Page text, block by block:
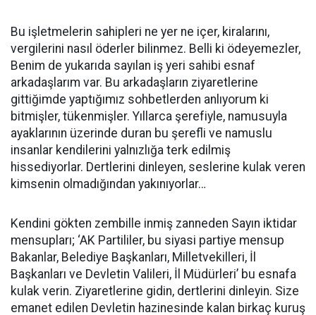
Bu işletmelerin sahipleri ne yer ne içer, kiralarını,
vergilerini nasıl öderler bilinmez. Belli ki ödeyemezler,
Benim de yukarıda sayılan iş yeri sahibi esnaf
arkadaşlarım var. Bu arkadaşların ziyaretlerine
gittiğimde yaptığımız sohbetlerden anlıyorum ki
bitmişler, tükenmişler. Yıllarca şerefiyle, namusuyla
ayaklarının üzerinde duran bu şerefli ve namuslu
insanlar kendilerini yalnızlığa terk edilmiş
hissediyorlar. Dertlerini dinleyen, seslerine kulak veren
kimsenin olmadığından yakınıyorlar…
Kendini gökten zembille inmiş zanneden Sayın iktidar
mensupları; ‘AK Partililer, bu siyasi partiye mensup
Bakanlar, Belediye Başkanları, Milletvekilleri, İl
Başkanları ve Devletin Valileri, İl Müdürleri’ bu esnafa
kulak verin. Ziyaretlerine gidin, dertlerini dinleyin. Size
emanet edilen Devletin hazinesinde kalan birkaç kuruş